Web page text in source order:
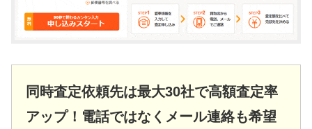
同時査定依頼先は最大30社で高額査定率
アップ！電話ではなくメール連絡も希望